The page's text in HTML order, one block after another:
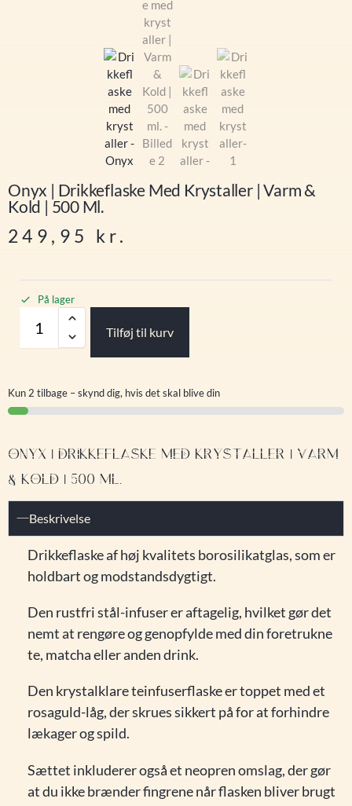
Onyx | Drikkeflaske Med Krystaller | Varm &
Kold | 500 Ml.
249,95 kr.
På lager
Tilføj til kurv
Kun 2 tilbage – skynd dig, hvis det skal blive din
ONYX | DRIKKEFLASKE MED KRYSTALLER | VARM
& KOLD | 500 ML.
Beskrivelse
Drikkeflaske af høj kvalitets borosilikatglas, som er
holdbart og modstandsdygtigt.
Den rustfri stål-infuser er aftagelig, hvilket gør det
nemt at rengøre og genopfylde med din foretrukne
te, matcha eller anden drink.
Den krystalklare teinfuserflaske er toppet med et
rosaguld-låg, der skrues sikkert på for at forhindre
lækager og spild.
Sættet inkluderer også et neopren omslag, der gør
at du ikke brænder fingrene når flasken bliver brugt